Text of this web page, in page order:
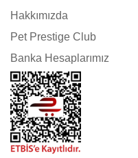
Hakkımızda
Pet Prestige Club
Banka Hesaplarımız